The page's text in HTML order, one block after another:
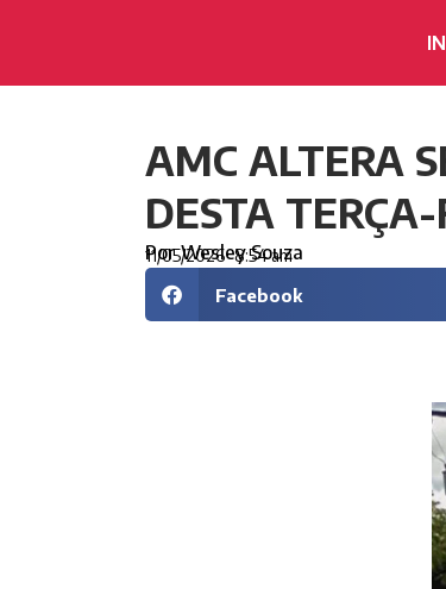
AMC ALTERA
DESTA
PorWesley Souza
11/05/2026 8:54 am
Facebook